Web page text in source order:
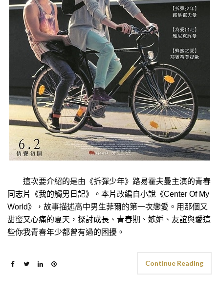
這次要介紹的是由《拆彈少年》路易霍夫曼主演的青春
同志片《我的觸男日記》。本片改編自小說《Center Of My
World》，故事描述高中男生菲爾的第一次戀愛。用那個又
甜蜜又心痛的夏天，探討成長、青春期、嫉妒、友誼與愛這
些你我青春年少都曾有過的困擾。
Continue Reading